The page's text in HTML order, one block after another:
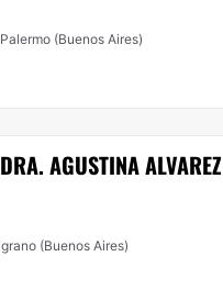
(Buenos Aires)
AGUSTINA ALVAREZ
(Buenos Aires)